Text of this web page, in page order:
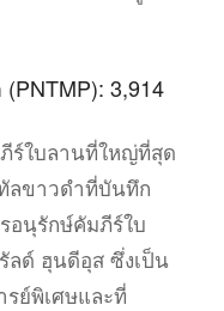
3,914
ร์ใบลานที่ใหญ่ที่สุด
ลขาวดำที่บันทึก
อนุรักษ์คัมภีร์ใบ
ลด์ ฮุนดีอุส ซึ่งเป็น
ย์พิเศษและที่